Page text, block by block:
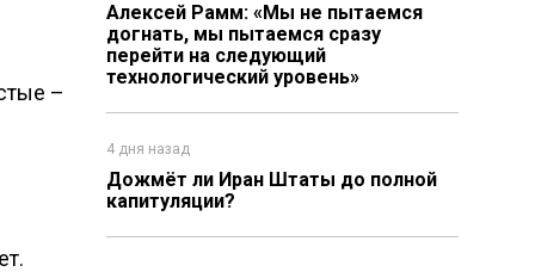
Алексей Рамм: «Мы не пытаемся
догнать, мы пытаемся сразу
перейти на следующий
технологический уровень»
4 дня назад
Дожмёт ли Иран Штаты до полной
капитуляции?
–